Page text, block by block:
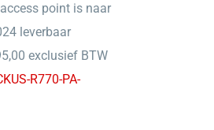
point is naar
leverbaar
exclusief BTW
R770-PA-